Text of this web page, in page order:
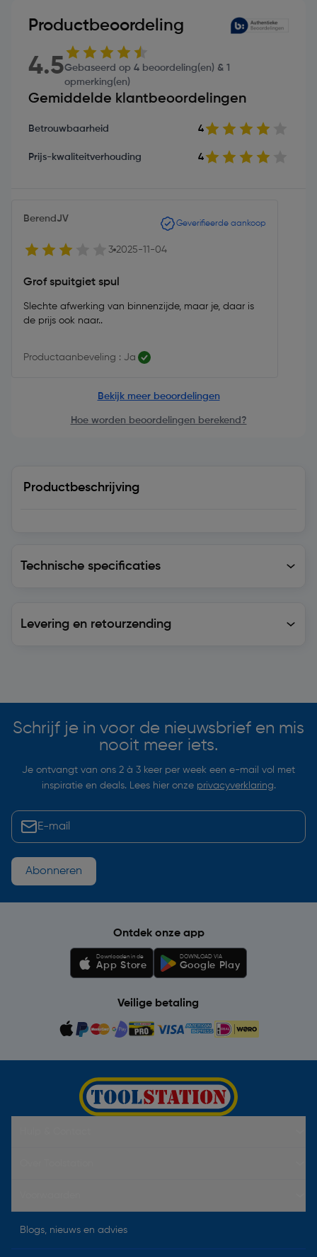
Productbeoordeling
4.5Gebaseerd op 4 beoordeling(en) & 1
opmerking(en)
Gemiddelde klantbeoordelingen
Betrouwbaarheid 4
Prijs-kwaliteitverhouding 4
BerendJV Geverifieerde aankoop
3 2025-11-04
Grof spuitgiet spul
Slechte afwerking van binnenzijde, maar je, daar is
de prijs ook naar..
Productaanbeveling : Ja
Bekijk meer beoordelingen
Hoe worden beoordelingen berekend?
Productbeschrijving
Technische specificaties
Levering en retourzending
Schrijf je in voor de nieuwsbrief en mis
nooit meer iets.
Je ontvangt van ons 2 à 3 keer per week een e-mail vol met
inspiratie en deals. Lees hier onze privacyverklaring.
Abonneren
Ontdek onze app
Downloaden in de
App Store
DOWNLOAD VIA
Google Play
Veilige betaling
Blogs, nieuws en advies